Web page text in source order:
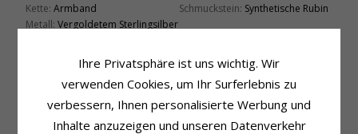
Kette: Armband
Metall: Vergoldetem Sterlingsilber
Anhänger
Vergoldetem Sterlingsilber
Oberfläche: Sandgestrahlter
Schmuckstein: Synthetische Rubin
Schmuckstein
Farbe: Weißem
Schmuckstein:Topas
Fassung
Durchmesser: 10,0 mm
Ihre Privatsphäre ist uns wichtig. Wir
verwenden Cookies, um Ihr Surferlebnis zu
verbessern, Ihnen personalisierte Werbung und
Inhalte anzuzeigen und unseren Datenverkehr